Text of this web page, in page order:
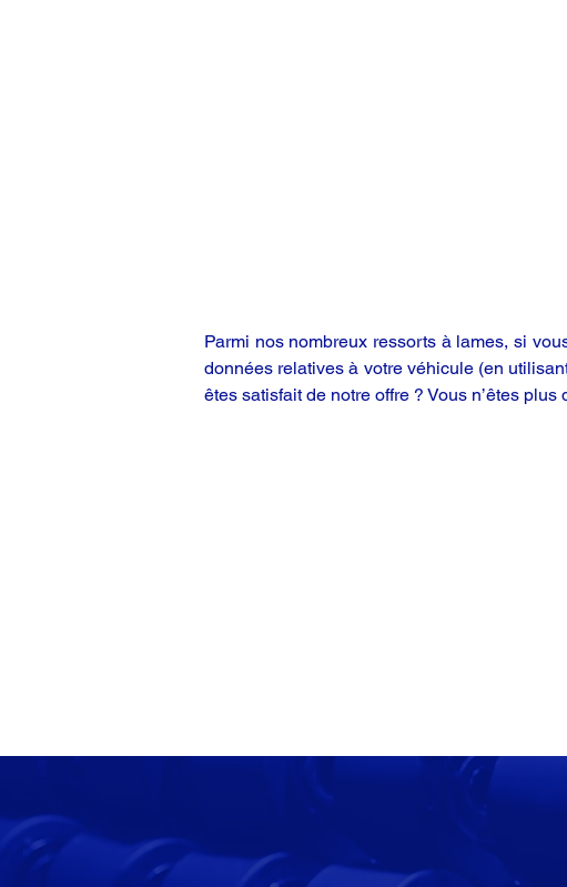
Parmi nos nombreux ressorts à lames, si
données relatives à votre véhicule (en
êtes satisfait de notre offre ? Vous n’êtes plus